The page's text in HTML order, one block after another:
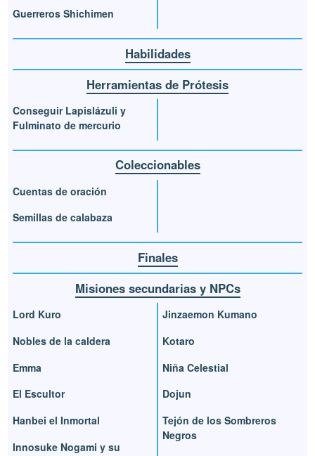
Guerreros Shichimen
Habilidades
Herramientas de Prótesis
Conseguir Lapislázuli y
Fulminato de mercurio
Coleccionables
Cuentas de oración
Semillas de calabaza
Finales
Misiones secundarias y NPCs
Lord Kuro
Nobles de la caldera
Emma
El Escultor
Hanbei el Inmortal
Innosuke Nogami y su
Jinzaemon Kumano
Kotaro
Niña Celestial
Dojun
Tejón de los Sombreros
Negros